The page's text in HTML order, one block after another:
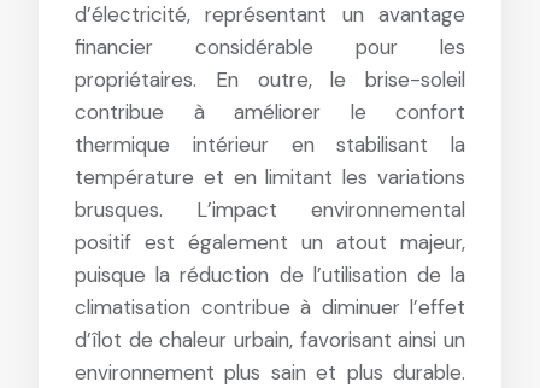
d’électricité, représentant un avantage
financier considérable pour les
propriétaires. En outre, le brise-soleil
contribue à améliorer le confort
thermique intérieur en stabilisant la
température et en limitant les variations
brusques. L’impact environnemental
positif est également un atout majeur,
puisque la réduction de l’utilisation de la
climatisation contribue à diminuer l’effet
d’îlot de chaleur urbain, favorisant ainsi un
environnement plus sain et plus durable.